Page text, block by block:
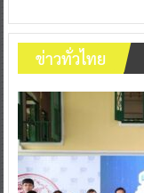
ข่าวทั่วไทย